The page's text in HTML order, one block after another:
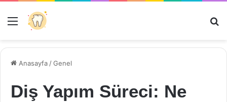
Menü
Anasayfa /Genel
Diş Yapım Süreci: Ne